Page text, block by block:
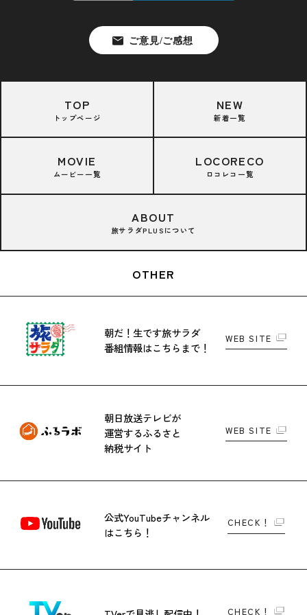
TOP
トップページ
NEW
新着一覧
MOVIE
ムービー一覧
LOCORECO
ロコレコ一覧
ABOUT
旅サラダPLUSについて
OTHER
朝だ！生です旅サラダ
番組情報はこちらまで！
WEB SITE
朝日放送テレビが
運営するふるさと
納税サイト
WEB SITE
公式YouTubeチャンネル
はこちら！
CHECK！
CHECK！